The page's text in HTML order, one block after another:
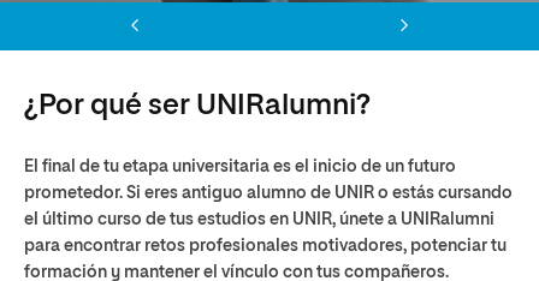
¿Por qué ser UNIRalumni?
El final de tu etapa universitaria es el inicio de un futuro
prometedor. Si eres antiguo alumno de UNIR o estás cursando
el último curso de tus estudios en UNIR, únete a UNIRalumni
para encontrar retos profesionales motivadores, potenciar tu
formación y mantener el vínculo con tus compañeros.